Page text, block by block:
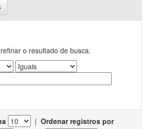
o resultado de busca.
| Ordenar registros por